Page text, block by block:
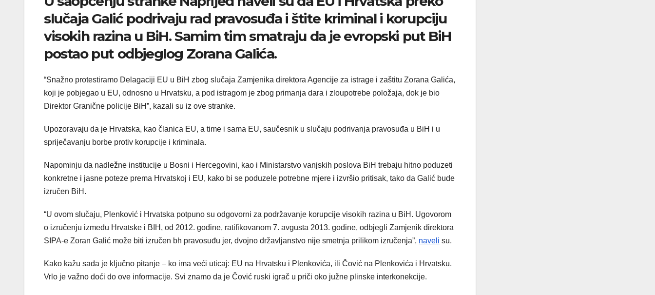
slučaja Galić podrivaju rad pravosuđa i štite kriminal i korupciju
visokih razina u BiH. Samim tim smatraju da je evropski put BiH
postao put odbjeglog Zorana Galića.
“Snažno protestiramo Delagaciji EU u BiH zbog slučaja Zamjenika direktora Agencije za istrage i zaštitu Zorana Galića,
koji je pobjegao u EU, odnosno u Hrvatsku, a pod istragom je zbog primanja dara i zloupotrebe položaja, dok je bio
Direktor Granične policije BiH”, kazali su iz ove stranke.
Upozoravaju da je Hrvatska, kao članica EU, a time i sama EU, saučesnik u slučaju podrivanja pravosuđa u BiH i u
spriječavanju borbe protiv korupcije i kriminala.
Napominju da nadležne institucije u Bosni i Hercegovini, kao i Ministarstvo vanjskih poslova BiH trebaju hitno poduzeti
konkretne i jasne poteze prema Hrvatskoj i EU, kako bi se poduzele potrebne mjere i izvršio pritisak, tako da Galić bude
izručen BiH.
“U ovom slučaju, Plenković i Hrvatska potpuno su odgovorni za podržavanje korupcije visokih razina u BiH. Ugovorom
o izručenju između Hrvatske i BIH, od 2012. godine, ratifikovanom 7. avgusta 2013. godine, odbjegli Zamjenik direktora
SIPA-e Zoran Galić može biti izručen bh pravosuđu jer, dvojno državljanstvo nije smetnja prilikom izručenja”, naveli su.
Kako kažu sada je ključno pitanje – ko ima veći uticaj: EU na Hrvatsku i Plenkovića, ili Čović na Plenkovića i Hrvatsku.
Vrlo je važno doći do ove informacije. Svi znamo da je Čović ruski igrač u priči oko južne plinske interkonekcije.